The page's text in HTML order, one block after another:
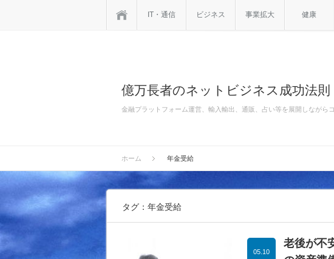
IT・通信 ビジネス 事業拡大 健康
億万長者のネットビジネス成功法則
金融プラットフォーム運営、輸入輸出、通販、占い等を展開しながら
ホーム 年金受給
タグ：年金受給
老後が不
05.10